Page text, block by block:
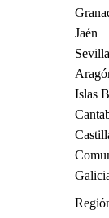
Jaén
Sevilla
Islas